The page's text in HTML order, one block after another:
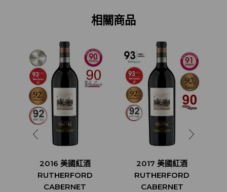
相關商品
2016 美國紅酒
RUTHERFORD
CABERNET
2017 美國紅酒
RUTHERFORD
CABERNET